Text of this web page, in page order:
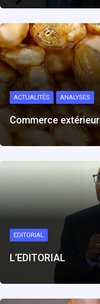
ACTUALITÉS ANALYSES
Commerce
EDITORIAL
L’EDITORIAL